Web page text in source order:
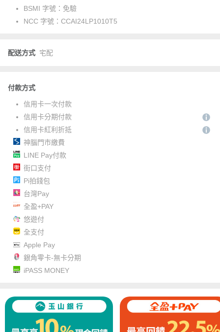
BSMI 字號： 免驗
NCC 字號： CCAI24LP1010T5
配送方式 宅配
付款方式
信用卡一次付款
信用卡分期付款
信用卡紅利折抵
神腦門市繳費
LINE Pay付款
街口支付
Pi拍錢包
台灣Pay
全盈+PAY
悠遊付
全支付
Apple Pay
銀角零卡-無卡分期
iPASS MONEY